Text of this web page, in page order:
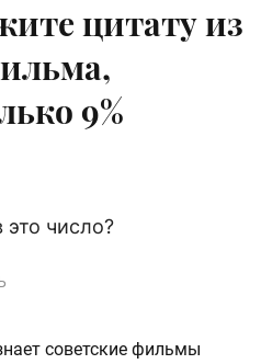
цитату из
9%
число?
советские фильмы